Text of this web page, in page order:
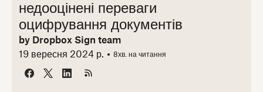
недооцінені переваги
оцифрування документів
by Dropbox Sign team
19 вересня 2024 р.
8хв. на читання